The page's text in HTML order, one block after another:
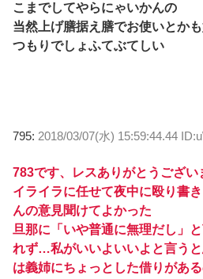
こまでしてやらにゃいかんの
当然上げ膳据え膳でお使いとか
つもりでしょふてぶてしい
795: 2018/03/07(水) 15:59:44.44
783です、レスありがとうござい
イライラに任せて夜中に殴り書
んの意見聞けてよかった
旦那に「いや普通に無理だし」
れず…私がいいよいいよと言う
は義姉にちょっとした借りがあ